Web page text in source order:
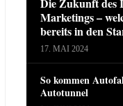
Marketings –
bereits in den
17. MAI 2024
So kommen
Autotunnel